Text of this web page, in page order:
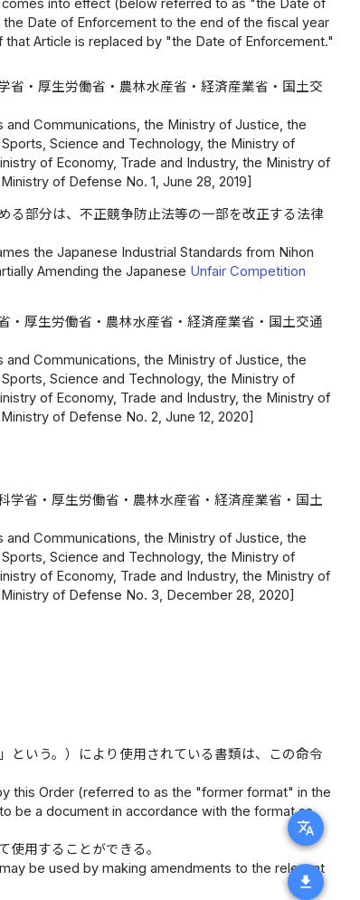
translate
download
into effect (below referred to as "the Date of
Date of Enforcement to the end of the fiscal year
Article is replaced by "the Date of Enforcement."
・厚生労働省・農林水産省・経済産業省・国土交
Communications, the Ministry of Justice, the
Science and Technology, the Ministry of
of Economy, Trade and Industry, the Ministry of
of Defense No. 1, June 28, 2019]
る部分は、不正競争防止法等の一部を改正する法律
the Japanese Industrial Standards from Nihon
Amending the Japanese Unfair Competition
厚生労働省・農林水産省・経済産業省・国土交通
Communications, the Ministry of Justice, the
Science and Technology, the Ministry of
of Economy, Trade and Industry, the Ministry of
of Defense No. 2, June 12, 2020]
省・厚生労働省・農林水産省・経済産業省・国土
Communications, the Ministry of Justice, the
Science and Technology, the Ministry of
of Economy, Trade and Industry, the Ministry of
of Defense No. 3, December 28, 2020]
という。）により使用されている書類は、この命令
this Order (referred to as the "former format" in the
be a document in accordance with the format as
用することができる。
be used by making amendments to the relevant